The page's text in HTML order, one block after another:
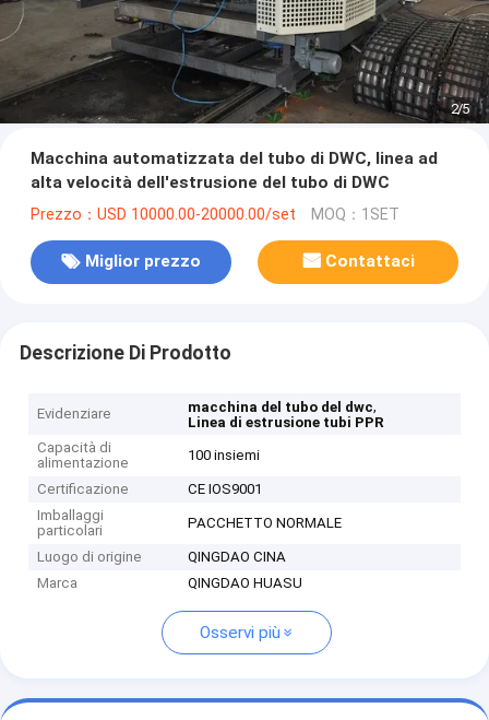
2/5
Macchina automatizzata del tubo di DWC, linea ad
alta velocità dell'estrusione del tubo di DWC
Prezzo：USD 10000.00-20000.00/set MOQ：1SET
Miglior prezzo Contattaci
Descrizione Di Prodotto
Evidenziare macchina del tubo del dwc,
Linea di estrusione tubi PPR
Capacità di
alimentazione
100 insiemi
Certificazione
CE IOS9001
Imballaggi
particolari
PACCHETTO NORMALE
Luogo di origine
QINGDAO CINA
Marca
QINGDAO HUASU
Osservi più